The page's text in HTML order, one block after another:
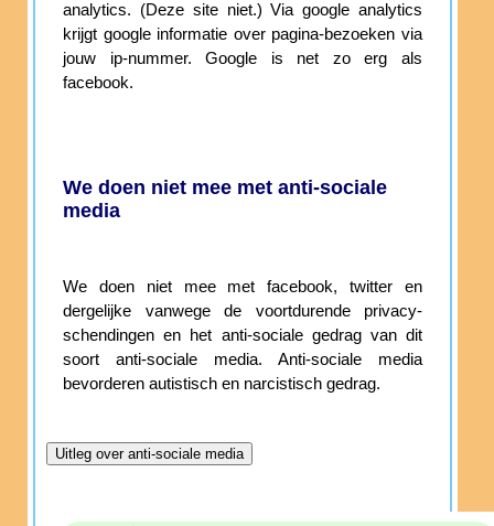
analytics. (Deze site niet.) Via google analytics
krijgt google informatie over pagina-bezoeken via
jouw ip-nummer. Google is net zo erg als
facebook.
We doen niet mee met anti-sociale
media
We doen niet mee met facebook, twitter en
dergelijke vanwege de voortdurende privacy-
schendingen en het anti-sociale gedrag van dit
soort anti-sociale media. Anti-sociale media
bevorderen autistisch en narcistisch gedrag.